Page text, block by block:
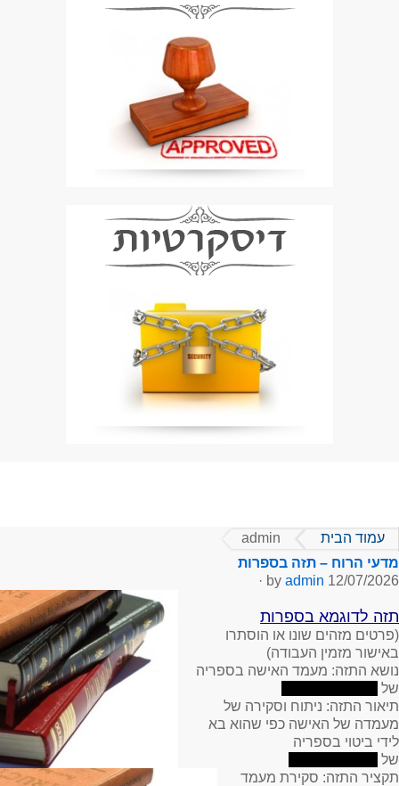
עמוד הבית
admin
מדעי הרוח – תזה בספרות
12/07/2026
admin
·
תזה לדוגמא בספרות
(פרטים מזהים שונו או הוסתרו
באישור מזמין העבודה)
נושא התזה: מעמד האישה בספריה
של
תיאור התזה: ניתוח וסקירה של
מעמדה של האישה כפי שהוא בא
לידי ביטוי בספריה
של
תקציר התזה: סקירת מעמד